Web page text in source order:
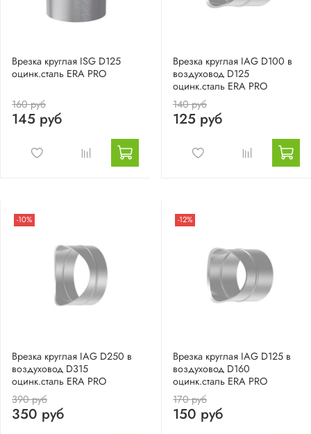
Врезка круглая ISG D125
оцинк.сталь ERA PRO
160 руб
145 руб
Врезка круглая IAG D100 в
воздуховод D125
оцинк.сталь ERA PRO
140 руб
125 руб
-10%
Врезка круглая IAG D250 в
воздуховод D315
оцинк.сталь ERA PRO
390 руб
350 руб
-12%
Врезка круглая IAG D125 в
воздуховод D160
оцинк.сталь ERA PRO
170 руб
150 руб